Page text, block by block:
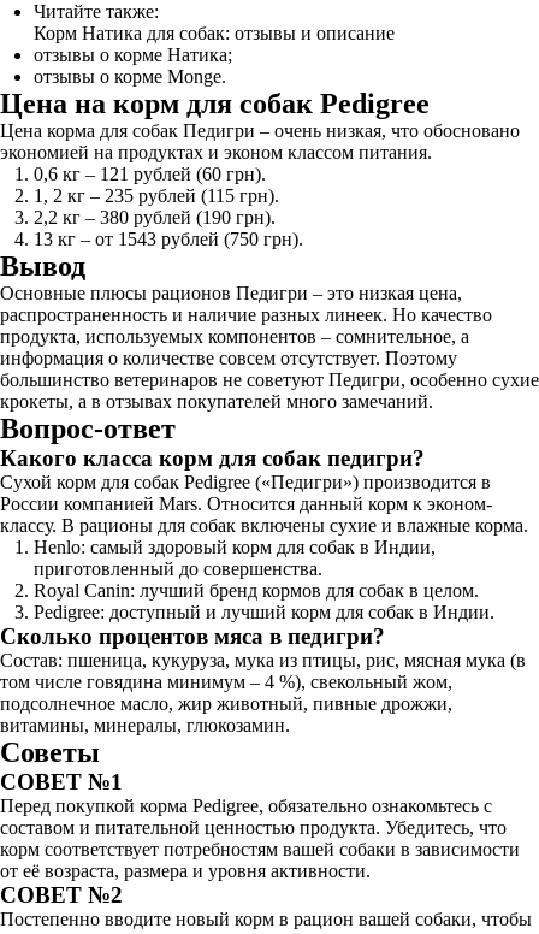
Читайте также:
Корм Натика для собак: отзывы и описание
отзывы о корме Натика;
отзывы о корме Monge.
Цена на корм для собак Pedigree
Цена корма для собак Педигри – очень низкая, что обосновано
экономией на продуктах и эконом классом питания.
0,6 кг – 121 рублей (60 грн).
1, 2 кг – 235 рублей (115 грн).
2,2 кг – 380 рублей (190 грн).
13 кг – от 1543 рублей (750 грн).
Вывод
Основные плюсы рационов Педигри – это низкая цена,
распространенность и наличие разных линеек. Но качество
продукта, используемых компонентов – сомнительное, а
информация о количестве совсем отсутствует. Поэтому
большинство ветеринаров не советуют Педигри, особенно сухие
крокеты, а в отзывах покупателей много замечаний.
Вопрос-ответ
Какого класса корм для собак педигри?
Сухой корм для собак Pedigree («Педигри») производится в
России компанией Mars. Относится данный корм к эконом-
классу. В рационы для собак включены сухие и влажные корма.
Henlo: самый здоровый корм для собак в Индии,
приготовленный до совершенства.
Royal Canin: лучший бренд кормов для собак в целом.
Pedigree: доступный и лучший корм для собак в Индии.
Сколько процентов мяса в педигри?
Состав: пшеница, кукуруза, мука из птицы, рис, мясная мука (в
том числе говядина минимум – 4 %), свекольный жом,
подсолнечное масло, жир животный, пивные дрожжи,
витамины, минералы, глюкозамин.
Советы
СОВЕТ №1
Перед покупкой корма Pedigree, обязательно ознакомьтесь с
составом и питательной ценностью продукта. Убедитесь, что
корм соответствует потребностям вашей собаки в зависимости
от её возраста, размера и уровня активности.
СОВЕТ №2
Постепенно вводите новый корм в рацион вашей собаки, чтобы